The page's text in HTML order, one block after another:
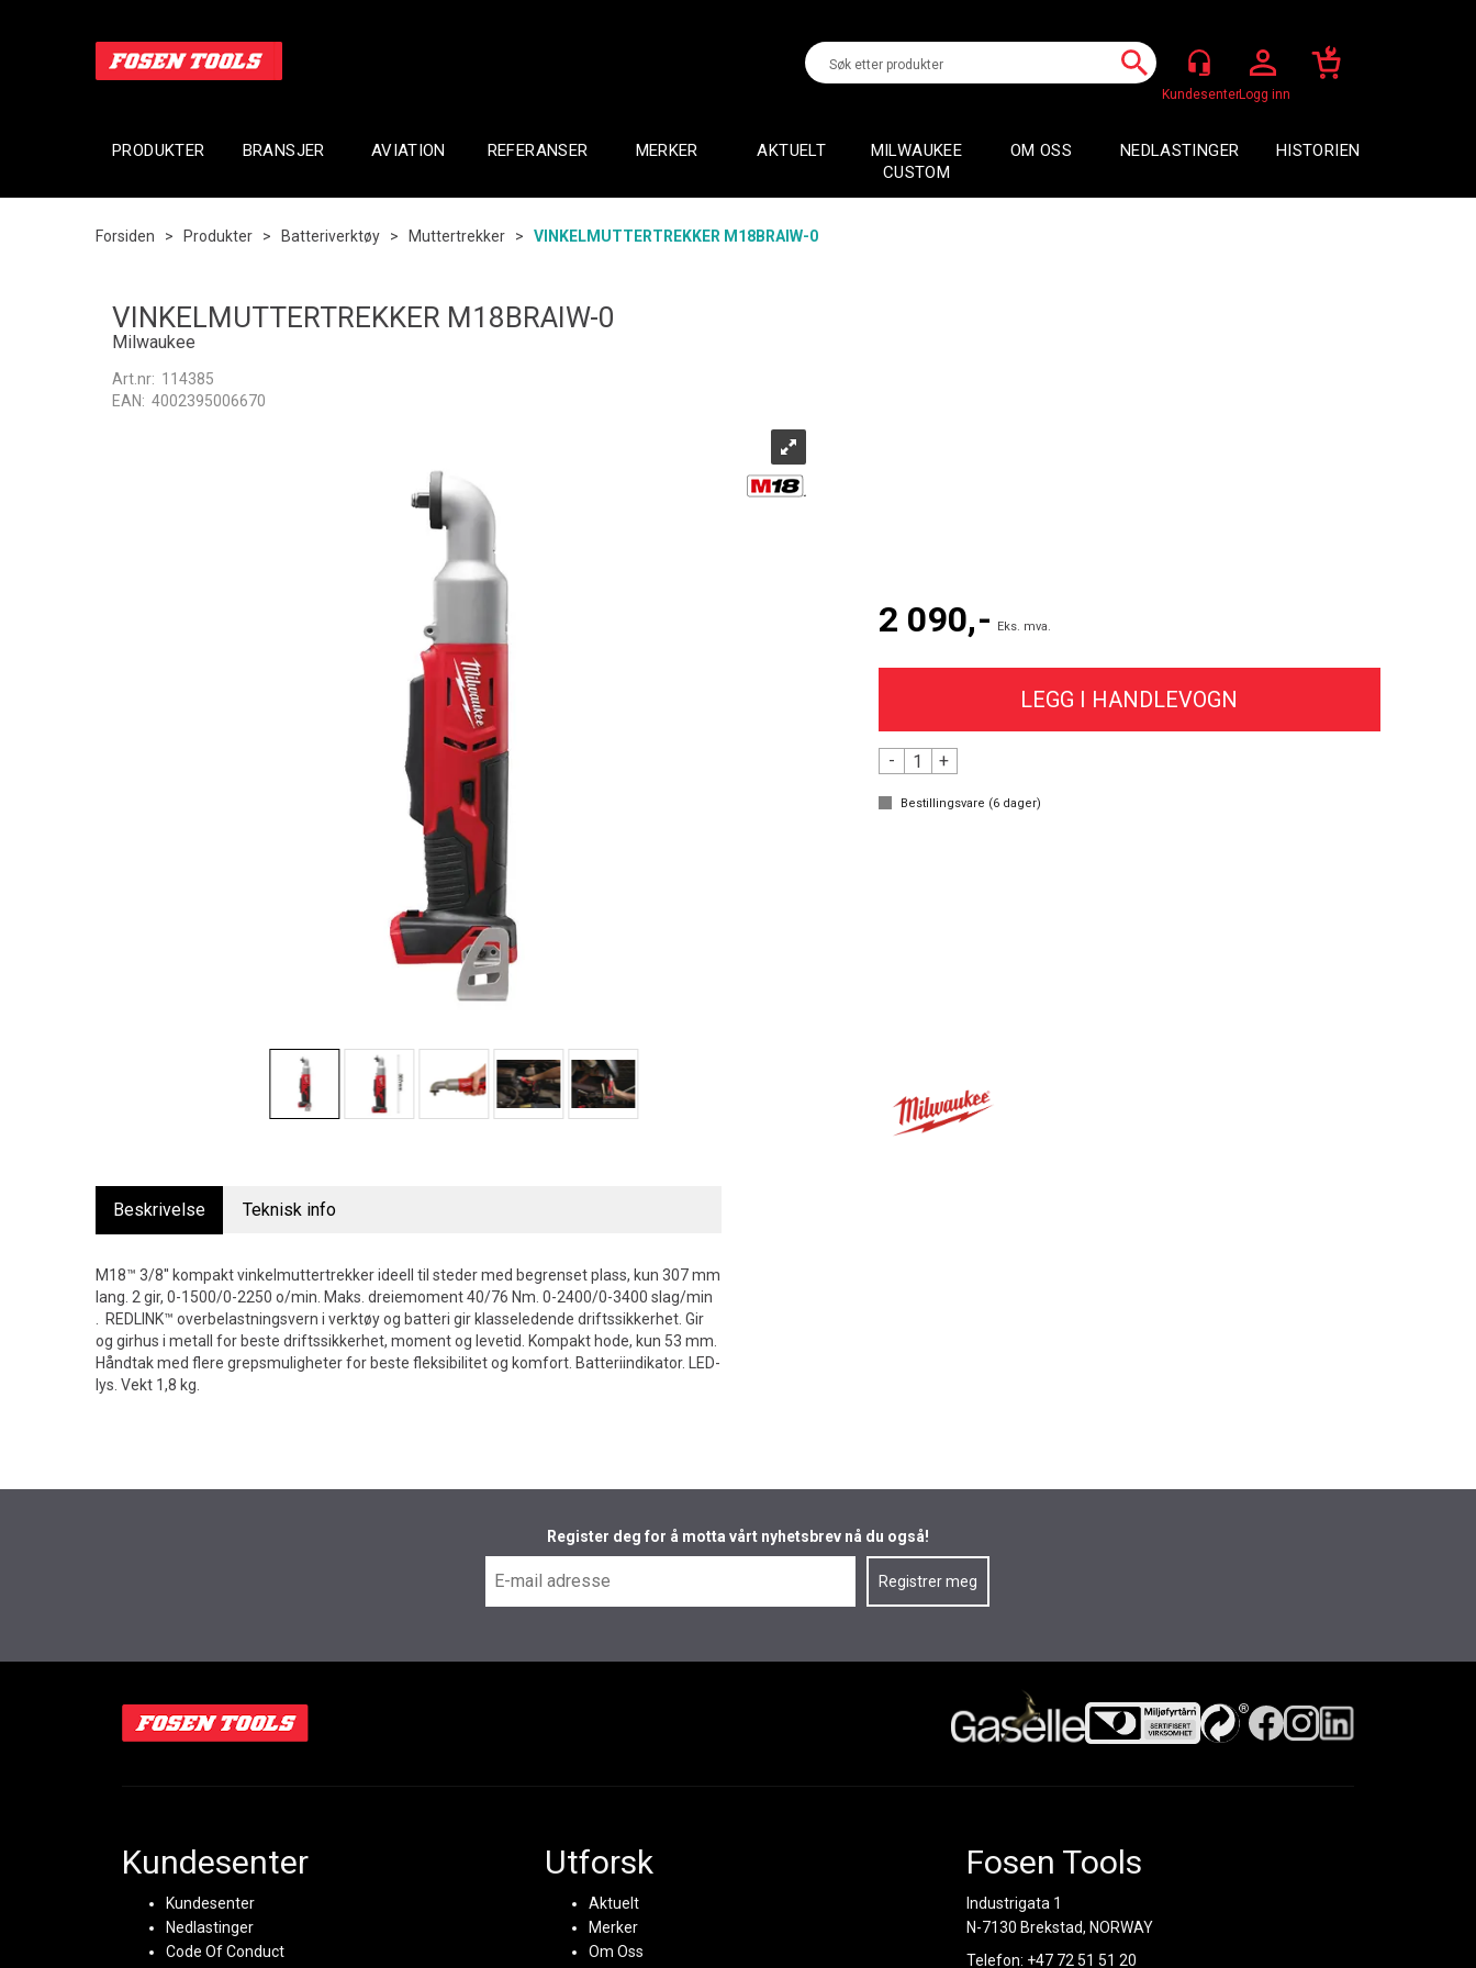
Logg inn
PRODUKTER BRANSJER AVIATION REFERANSER MERKER AKTUELT
MILWAUKEE
CUSTOM
OM OSS NEDLASTINGER HISTORIEN
Forsiden > Produkter > Batteriverktøy > Muttertrekker > VINKELMUTTERTREKKER M18BRAIW-0
VINKELMUTTERTREKKER M18BRAIW-0
Milwaukee
Art.nr: 114385
EAN: 4002395006670
2 090,- Eks. mva.
- +
Bestillingsvare (6dager)
Beskrivelse Teknisk info
M18™ 3/8'' kompakt vinkelmuttertrekker ideell til steder med begrenset plass, kun 307 mm
lang. 2 gir, 0-1500/0-2250 o/min. Maks. dreiemoment 40/76 Nm. 0-2400/0-3400 slag/min
. REDLINK™ overbelastningsvern i verktøy og batteri gir klasseledende driftssikkerhet. Gir
og girhus i metall for beste driftssikkerhet, moment og levetid. Kompakt hode, kun 53 mm.
Håndtak med flere grepsmuligheter for beste fleksibilitet og komfort. Batteriindikator. LED-
lys. Vekt 1,8 kg.
Register deg for å motta vårt nyhetsbrev nå du også!
Kundesenter
Kundesenter
Nedlastinger
Code Of Conduct
Utforsk
Aktuelt
Merker
Om Oss
Fosen Tools
Industrigata 1
N-7130 Brekstad, NORWAY
Telefon: +47 72 51 51 20